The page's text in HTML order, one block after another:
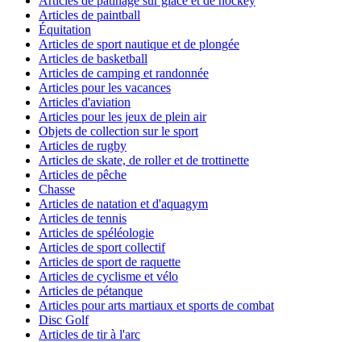
Articles de paintball
Équitation
Articles de sport nautique et de plongée
Articles de basketball
Articles de camping et randonnée
Articles pour les vacances
Articles d'aviation
Articles pour les jeux de plein air
Objets de collection sur le sport
Articles de rugby
Articles de skate, de roller et de trottinette
Articles de pêche
Chasse
Articles de natation et d'aquagym
Articles de tennis
Articles de spéléologie
Articles de sport collectif
Articles de sport de raquette
Articles de cyclisme et vélo
Articles de pétanque
Articles pour arts martiaux et sports de combat
Disc Golf
Articles de tir à l'arc